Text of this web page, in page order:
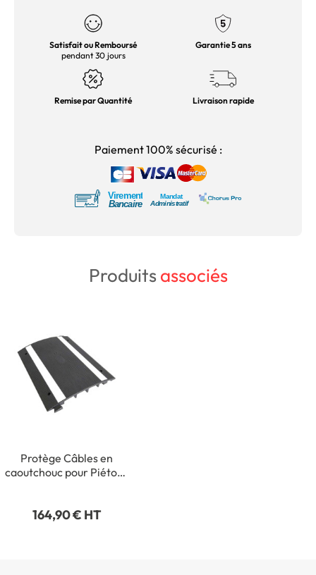
Satisfait ou Remboursé
pendant 30 jours
Garantie 5 ans
Remise par Quantité Livraison rapide
Paiement 100% sécurisé :
Produitsassociés
Protège Câbles en
caoutchouc pour Piétons
164,90 € HT